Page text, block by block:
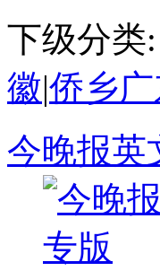
下级分类:
徽|侨乡
今晚报英